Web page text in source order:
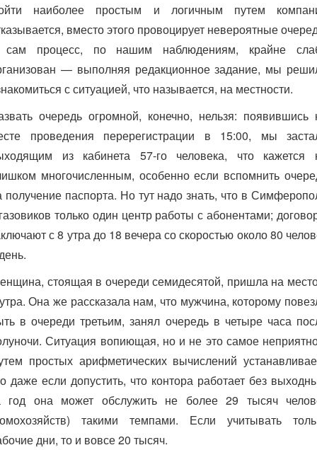
наиболее простым и логичным путем
вместо этого провоцирует невероятные
процесс, по нашим наблюдениям, крайне
— выполняя редакционное задание, мы
с ситуацией, что называется, на местности.
очередь огромной, конечно, нельзя: появившись
проведения перерегистрации в 15:00, мы
из кабинета 57-го человека, что кажется
многочисленным, особенно если вспомнить
получение паспорта. Но тут надо знать, что в
только один центр работы с абонентами;
с 8 утра до 18 вечера со скоростью около 80
стоящая в очереди семидесятой, пришла на
Она же рассказала нам, что мужчина, которому
в очереди третьим, занял очередь в четыре часа
Ситуация вопиющая, но и не это самое
простых арифметических вычислений
даже если допустить, что контора работает без
год она может обслужить не более 29 тысяч
такими темпами. Если учитывать
дни, то и вовсе 20 тысяч.